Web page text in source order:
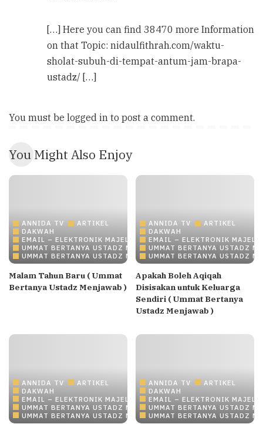
[…] Here you can find 38470 more Information
on that Topic: nidaulfithrah.com/waktu-
sholat-subuh-di-tempat-antum-jam-brapa-
ustadz/ […]
You must be logged in to post a comment.
You Might Also Enjoy
ANNIDA TV
ARTIKEL
DAKWAH
EMAIL – ELEKTRONIK MAJELIS ILMU/DAKWAH ONLINE
UMMAT BERTANYA USTADZ MENJAWAB
UMMAT BERTANYA USTADZ MENJAWAB
Malam Tahun Baru ( Ummat
Bertanya Ustadz Menjawab )
ANNIDA TV
ARTIKEL
DAKWAH
EMAIL – ELEKTRONIK
UMMAT BERTANYA USTADZ
UMMAT BERTANYA USTADZ
Apakah Boleh Aqiqah
Disisakan untuk Keluarga
Sendiri ( Ummat Bertanya
Ustadz Menjawab )
ANNIDA TV
ARTIKEL
DAKWAH
EMAIL – ELEKTRONIK MAJELIS ILMU/DAKWAH ONLINE
UMMAT BERTANYA USTADZ MENJAWAB
UMMAT BERTANYA USTADZ MENJAWAB
ANNIDA TV
ARTIKEL
DAKWAH
EMAIL – ELEKTRONIK
UMMAT BERTANYA USTADZ
UMMAT BERTANYA USTADZ